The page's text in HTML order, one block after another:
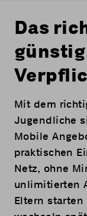
Das
Mit dem
Jugendliche
Mobile
praktischen
Netz, ohne
unlimitierten
Eltern